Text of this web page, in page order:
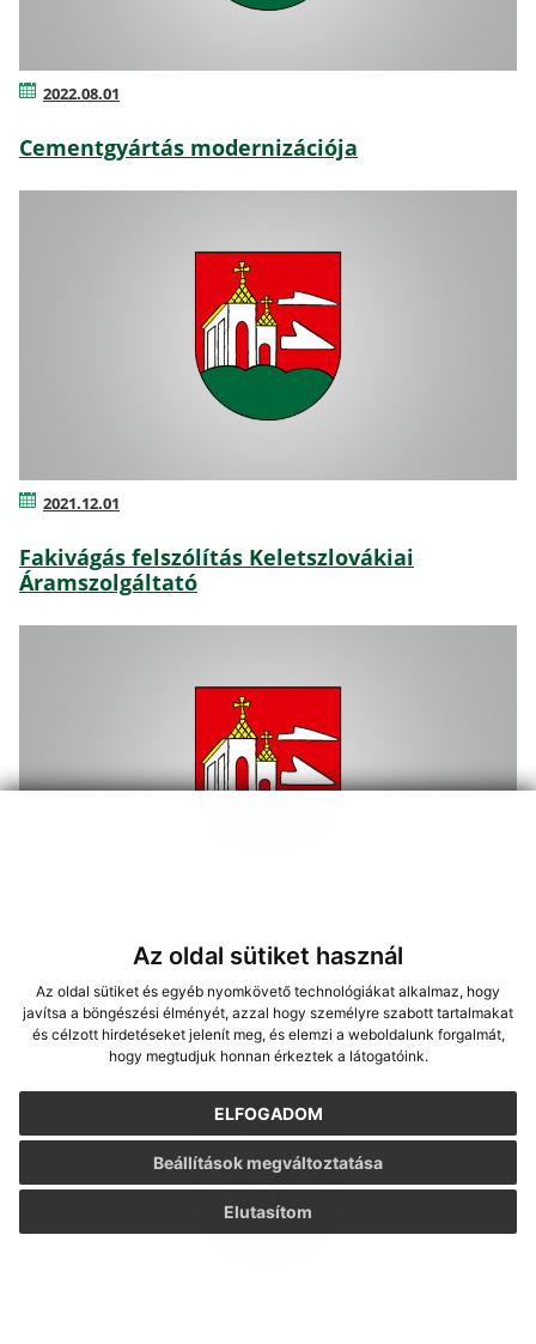
Az oldal sütiket használ
Az oldal sütiket és egyéb nyomkövető technológiákat alkalmaz, hogy
javítsa a böngészési élményét, azzal hogy személyre szabott tartalmakat
és célzott hirdetéseket jelenít meg, és elemzi a weboldalunk forgalmát,
hogy megtudjuk honnan érkeztek a látogatóink.
ELFOGADOM
Elutasítom
Beállítások megváltoztatása
2022.08.01
Cementgyártás modernizációja
2021.12.01
Fakivágás felszólítás Keletszlovákiai
Áramszolgáltató
Szemétszállítási naptár 2020